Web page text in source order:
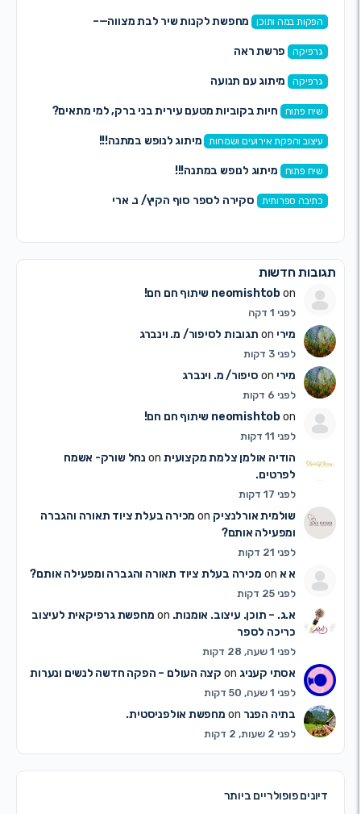
במה ותוכן מחפשת לקנות שיר לבת מצווה—–
פרשת ראה
מיתוג עם תנועה
חיות בקוביות מטעם עירית בני ברק, למי מתאים?
והפקת אירועים ושמחות מיתוג לנופש במתנה!!!
מיתוג לנופש במתנה!!!
ספרותית סקירה לספר סוף הקיץ/ נ. ארי
חדשות
neomishtobon שיתוף חם חם!
לפני 1 דקה
מיריon תגובות לסיפור/ מ. וינברג
לפני 3 דקות
מיריon סיפור/ מ. וינברג
לפני 6 דקות
neomishtobon שיתוף חם חם!
לפני 11 דקות
הודיה אולמן צלמת מקצועיתon
נחל שורק- אשמח
שולמית אורלנציקon
מכירה בעלת ציוד תאורה והגברה
ומפעילה אותם?
א אon מכירה בעלת ציוד תאורה והגברה ומפעילה אותם?
לפני 25 דקות
א.ג. – תוכן. עיצוב. אומנות.on
מחפשת גרפיקאית לעיצוב
כריכה לספר
אסתי קעניגon קצה העולם – הפקה חדשה לנשים ונערות
לפני 1 שעה, 50 דקות
בתיה הפנרon מחפשת אולפניסטית.
לפני 2 שעות, 2 דקות
פופולריים ביותר